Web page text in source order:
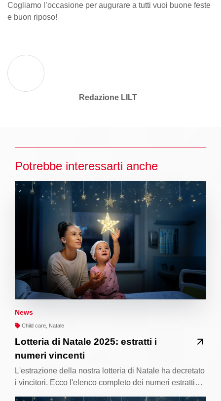
Cogliamo l’occasione per augurare a tutti vuoi buone feste
e buon riposo!
Redazione LILT
Potrebbe interessarti anche
News
Child care, Natale
Lotteria di Natale 2025: estratti i
numeri vincenti
L'estrazione della nostra lotteria di Natale ha decretato
i vincitori. Ecco l'elenco completo dei numeri estratti…